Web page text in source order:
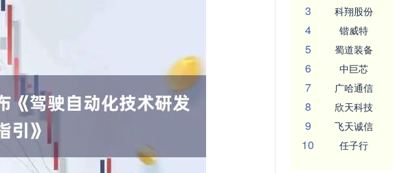
3 科翔股份
4 锴威特
5 蜀道装备
6 中巨芯
7 广哈通信
8 欣天科技
9 飞天诚信
10 任子行